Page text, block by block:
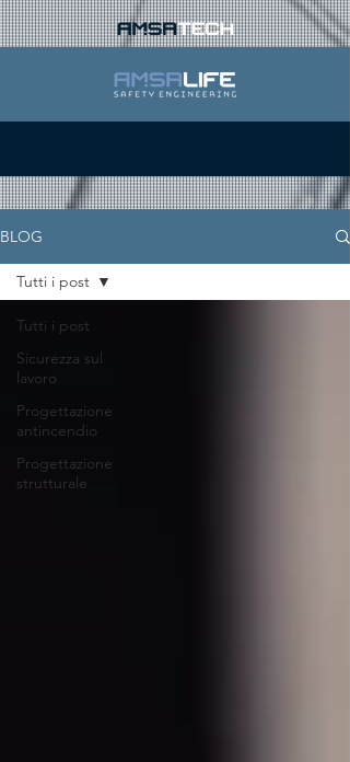
BLOG
Tutti i post
Sicurezza sul
lavoro
Progettazione
antincendio
Progettazione
strutturale
Tutti i post